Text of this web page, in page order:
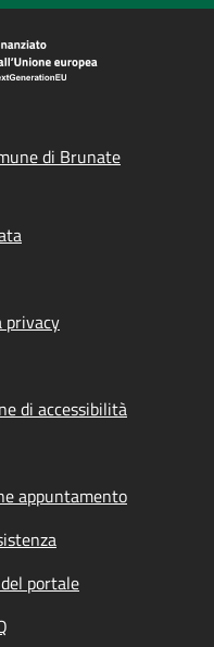
di Brunate
privacy
di accessibilità
appuntamento
portale